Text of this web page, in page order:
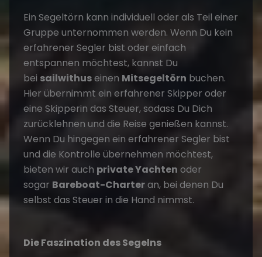
Ein Segeltörn kann individuell oder als Teil einer
Gruppe unternommen werden. Wenn Du kein
erfahrener Segler bist oder einfach
entspannen möchtest, kannst Du
bei sailwithuseinen Mitsegeltörn buchen.
Hier übernimmt ein erfahrener Skipper oder
eine Skipperin das Steuer, sodass Du Dich
zurücklehnen und die Reise genießen kannst.
Wenn Du hingegen ein erfahrener Segler bist
und die Kontrolle übernehmen möchtest,
bieten wir auch private Yachten oder
sogar Bareboat-Charteran, bei denen Du
selbst das Steuer in die Hand nimmst.
Die Faszination des Segelns